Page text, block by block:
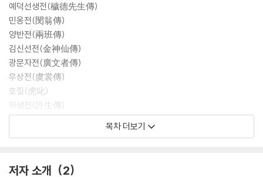
예덕선생전(穢德先生傳)
민옹전(閔翁傳)
양반전(兩班傳)
김신선전(金神仙傳)
광문자전(廣文者傳)
우상전(虞裳傳)
호질(虎叱)
허생전(許生傳)
열녀함양박씨전(烈女咸陽朴氏傳)
목차 더보기
저자 소개 2